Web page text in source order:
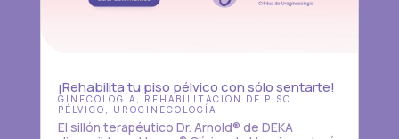
¡Rehabilita tu piso pélvico con sólo sentarte!
GINECOLOGÍA , REHABILITACION DE PISO
PÉLVICO , UROGINECOLOGÍA
El sillón terapéutico Dr. Arnold® de DEKA